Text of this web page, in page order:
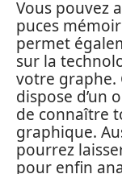
Vous pouvez
puces
permet
sur la
votre graphe.
dispose d’un
de connaître
graphique.
pourrez
pour enfin